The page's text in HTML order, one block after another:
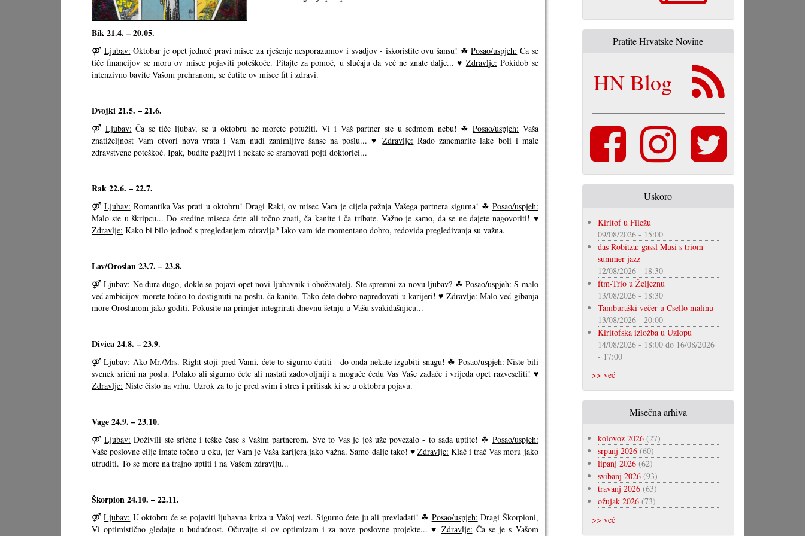
Bik 21.4. – 20.05.
⚤ Ljubav: Oktobar je opet jednoč pravi misec za rješenje nesporazumov i svadjov - iskoristite ovu šansu! ☘Posao/uspjeh: Ča se
tiče financijov se moru ov misec pojaviti poteškoće. Pitajte za pomoć, u slučaju da već ne znate dalje... ♥ Zdravlje: Pokidob se
intenzivno bavite Vašom prehranom, se ćutite ov misec fit i zdravi.
Dvojki 21.5. – 21.6.
⚤ Ljubav: Ča se tiče ljubav, se u oktobru ne morete potužiti. Vi i Vaš partner ste u sedmom nebu! ☘ Posao/uspjeh: Vaša
znatiželjnost Vam otvori nova vrata i Vam nudi zanimljive šanse na poslu... ♥Zdravlje: Rado zanemarite lake boli i male
zdravstvene poteškoć. Ipak, budite pažljivi i nekate se sramovati pojti doktorici...
Rak 22.6. – 22.7.
⚤ Ljubav: Romantika Vas prati u oktobru! Dragi Raki, ov misec Vam je cijela pažnja Vašega partnera sigurna! ☘ Posao/uspjeh:
Malo ste u škripcu... Do sredine miseca ćete ali točno znati, ča kanite i ča tribate. Važno je samo, da se ne dajete nagovoriti! ♥
Zdravlje: Kako bi bilo jednoč s pregledanjem zdravlja? Iako vam ide momentano dobro, redovida pregledivanja su važna.
Lav/Oroslan 23.7. – 23.8.
⚤Ljubav: Ne dura dugo, dokle se pojavi opet novi ljubavnik i obožavatelj. Ste spremni za novu ljubav? ☘ Posao/uspjeh: S malo
već ambicijov morete točno to dostignuti na poslu, ča kanite. Tako ćete dobro napredovati u karijeri! ♥ Zdravlje: Malo već gibanja
more Oroslanom jako goditi. Pokusite na primjer integrirati dnevnu šetnju u Vašu svakidašnjicu...
Divica 24.8. – 23.9.
⚤Ljubav: Ako Mr./Mrs. Right stoji pred Vami, ćete to sigurno ćutiti - do onda nekate izgubiti snagu! ☘ Posao/uspjeh: Niste bili
svenek srićni na poslu. Polako ali sigurno ćete ali nastati zadovoljniji a moguće ćedu Vas Vaše zadaće i vrijeda opet razveseliti! ♥
Zdravlje: Niste čisto na vrhu. Uzrok za to je pred svim i stres i pritisak ki se u oktobru pojavu.
Vage 24.9. – 23.10.
⚤Ljubav: Doživili ste srićne i teške čase s Vašim partnerom. Sve to Vas je još uže povezalo - to sada uptite! ☘ Posao/uspjeh:
Vaše poslovne cilje imate točno u oku, jer Vam je Vaša karijera jako važna. Samo dalje tako! ♥ Zdravlje: Klač i trač Vas moru jako
utruditi. To se more na trajno uptiti i na Vašem zdravlju...
Škorpion 24.10. – 22.11.
⚤Ljubav: U oktobru će se pojaviti ljubavna kriza u Vašoj vezi. Sigurno ćete ju ali prevladati! ☘ Posao/uspjeh: Dragi Škorpioni,
Vi optimistično gledajte u budućnost. Očuvajte si ov optimizam i za nove poslovne projekte... ♥ Zdravlje: Ča se je s Vašom
Pratite Hrvatske Novine
HN Blog
Uskoro
Kiritof u Filežu
09/08/2026 - 15:00
das Robitza: gassl Musi s triom
summer jazz
12/08/2026 - 18:30
ftm-Trio u Željeznu
13/08/2026 - 18:30
Tamburaški večer u Csello malinu
13/08/2026 - 20:00
Kiritofska izložba u Uzlopu
14/08/2026 - 18:00do 16/08/2026
- 17:00
>> već
Misečna arhiva
kolovoz 2026(27)
srpanj 2026(60)
lipanj 2026(62)
svibanj 2026(93)
travanj 2026(63)
ožujak 2026(73)
>> već